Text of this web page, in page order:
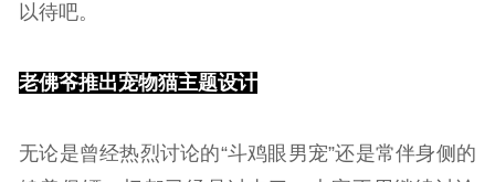
以待吧。
老佛爷推出宠物猫主题设计
无论是曾经热烈讨论的“斗鸡眼男宠”还是常伴身侧的